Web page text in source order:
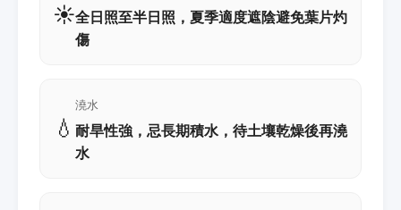
☀️全日照至半日照，夏季適度遮陰避免葉片灼
傷
💧
澆水
耐旱性強，忌長期積水，待土壤乾燥後再澆
水